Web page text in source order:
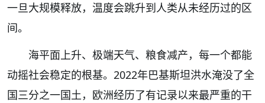
一旦大规模释放，温度会跳升到人类从未经历过的区
间。
海平面上升、极端天气、粮食减产，每一个都能
动摇社会稳定的根基。2022年巴基斯坦洪水淹没了全
国三分之一国土，欧洲经历了有记录以来最严重的干